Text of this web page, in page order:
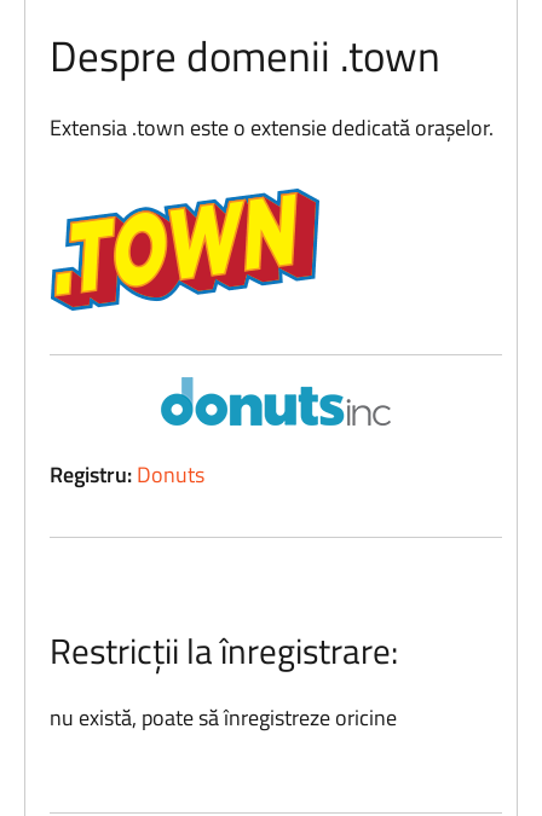
Despre domenii .town
Extensia .town este o extensie dedicată orașelor.
Registru:Donuts
Restricții la înregistrare:
nu există, poate să înregistreze oricine